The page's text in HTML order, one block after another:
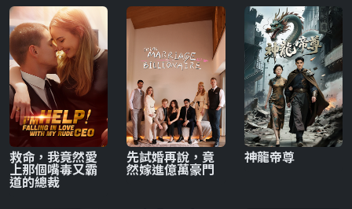
救命，我竟然愛
上那個嘴毒又霸
道的總裁
先試婚再說，竟
然嫁進億萬豪門
神龍帝尊